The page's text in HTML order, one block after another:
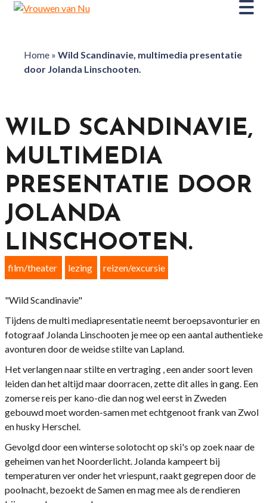
Home» Wild Scandinavie, multimedia presentatie
door Jolanda Linschooten.
WILD SCANDINAVIE,
MULTIMEDIA
PRESENTATIE DOOR
JOLANDA
LINSCHOOTEN.
film/theater lezing reizen/excursie
"Wild Scandinavie"
Tijdens de multi mediapresentatie neemt beroepsavonturier en
fotograaf Jolanda Linschooten je mee op een aantal authentieke
avonturen door de weidse stilte van Lapland.
Het verlangen naar stilte en vertraging , een ander soort leven
leiden dan het altijd maar doorracen, zette dit alles in gang. Een
zomerse reis per kano-die dan nog wel eerst in Zweden
gebouwd moet worden-samen met echtgenoot frank van Zwol
en husky Herschel.
Gevolgd door een winterse solotocht op ski's op zoek naar de
geheimen van het Noorderlicht. Jolanda kampeert bij
temperaturen ver onder het vriespunt, raakt gegrepen door de
poolnacht, bezoekt de Samen en mag mee als de rendieren